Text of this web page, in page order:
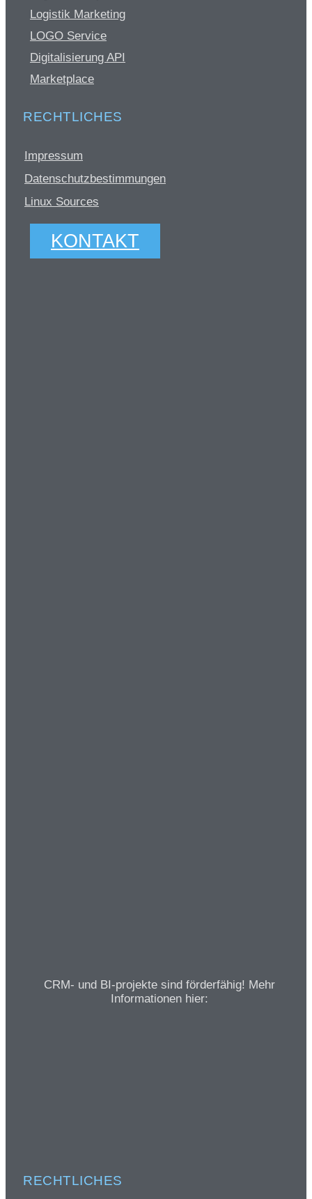
Logistik Marketing
LOGO Service
Digitalisierung API
Marketplace
RECHTLICHES
Impressum
Datenschutzbestimmungen
Linux Sources
KONTAKT
CRM- und BI-projekte sind förderfähig! Mehr
Informationen hier:
RECHTLICHES